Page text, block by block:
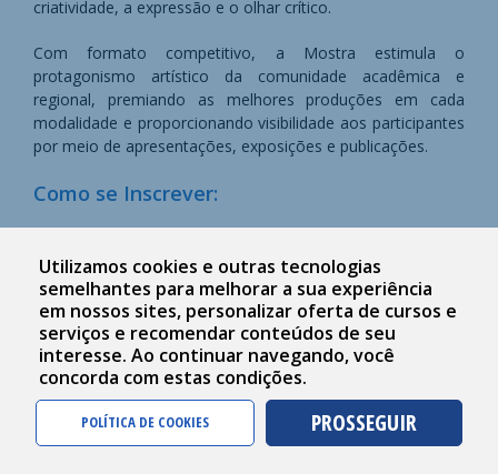
criatividade, a expressão e o olhar crítico.
Com formato competitivo, a Mostra estimula o
protagonismo artístico da comunidade acadêmica e
regional, premiando as melhores produções em cada
modalidade e proporcionando visibilidade aos participantes
por meio de apresentações, exposições e publicações.
Como se Inscrever:
Envie sua inscrição para o e-mail especificado no
regulamento, conforme a modalidade escolhida:
Música ou Gastronomia.
Regulamento
Regulamento 1ª Mostra Competitiva Univali
Utilizamos cookies e outras tecnologias
semelhantes para melhorar a sua experiência
em nossos sites, personalizar oferta de cursos e
serviços e recomendar conteúdos de seu
interesse. Ao continuar navegando, você
concorda com estas condições.
POLÍTICA DE COOKIES PROSSEGUIR